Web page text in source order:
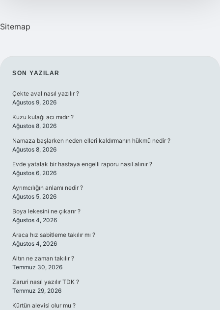
Sitemap
SIDEBAR
SON YAZILAR
Çekte aval nasıl yazılır ?
Ağustos 9, 2026
Kuzu kulağı acı mıdır ?
Ağustos 8, 2026
Namaza başlarken neden elleri kaldırmanın hükmü nedir ?
Ağustos 8, 2026
Evde yatalak bir hastaya engelli raporu nasıl alınır ?
Ağustos 6, 2026
Ayrımcılığın anlamı nedir ?
Ağustos 5, 2026
Boya lekesini ne çıkarır ?
Ağustos 4, 2026
Araca hız sabitleme takılır mı ?
Ağustos 4, 2026
Altın ne zaman takılır ?
Temmuz 30, 2026
Zaruri nasıl yazılır TDK ?
Temmuz 29, 2026
Kürtün alevisi olur mu ?